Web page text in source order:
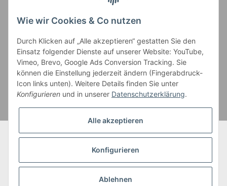
Zahlung und Versand
Kreditkartenzahlungen sowie Kauf auf Rechnung erfolgen
über Paypal Checkout
* Alle Preise inkl. gesetzl. Mehrwertsteuer zzgl. eventueller
Bei Kontaktlinsen wird der Grundpreis bezogen auf die kleinste Packungs-
und Inhaltsgröße angezeigt.
Wie wir Cookies & Co nutzen
Durch Klicken auf „Alle akzeptieren“ gestatten Sie den
Einsatz folgender Dienste auf unserer Website: YouTube,
Vimeo, Brevo, Google Ads Conversion Tracking. Sie
können die Einstellung jederzeit ändern (Fingerabdruck-
Icon links unten). Weitere Details finden Sie unter
Konfigurieren und in unserer Datenschutzerklärung.
Alle akzeptieren
Konfigurieren
Ablehnen